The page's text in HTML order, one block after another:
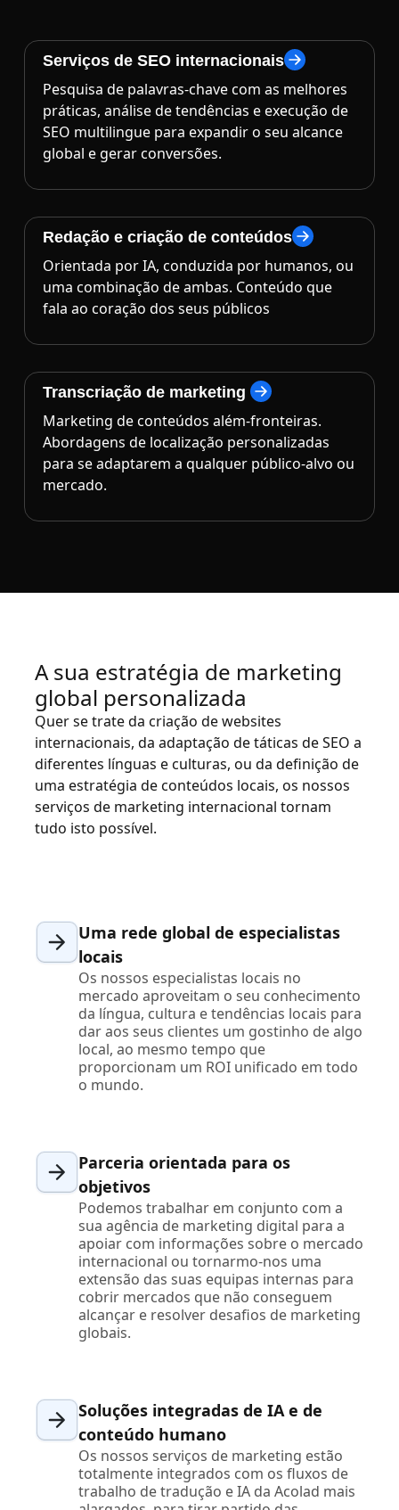
Serviços de SEO internacionais
Pesquisa de palavras-chave com as melhores
práticas, análise de tendências e execução de
SEO multilingue para expandir o seu alcance
global e gerar conversões.
Redação e criação de conteúdos
Orientada por IA, conduzida por humanos, ou
uma combinação de ambas. Conteúdo que
fala ao coração dos seus públicos
Transcriação de marketing
Marketing de conteúdos além-fronteiras.
Abordagens de localização personalizadas
para se adaptarem a qualquer público-alvo ou
mercado.
A sua estratégia de marketing
global personalizada
Quer se trate da criação de websites
internacionais, da adaptação de táticas de SEO a
diferentes línguas e culturas, ou da definição de
uma estratégia de conteúdos locais, os nossos
serviços de marketing internacional tornam
tudo isto possível.
Uma rede global de especialistas
locais
Os nossos especialistas locais no
mercado aproveitam o seu conhecimento
da língua, cultura e tendências locais para
dar aos seus clientes um gostinho de algo
local, ao mesmo tempo que
proporcionam um ROI unificado em todo
o mundo.
Parceria orientada para os
objetivos
Podemos trabalhar em conjunto com a
sua agência de marketing digital para a
apoiar com informações sobre o mercado
internacional ou tornarmo-nos uma
extensão das suas equipas internas para
cobrir mercados que não conseguem
alcançar e resolver desafios de marketing
globais.
Soluções integradas de IA e de
conteúdo humano
Os nossos serviços de marketing estão
totalmente integrados com os fluxos de
trabalho de tradução e IA da Acolad mais